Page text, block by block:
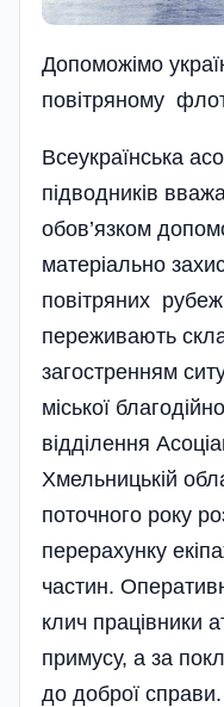
Допоможімо
повітряному
Всеукраїнська
підводників
обов’язком
матеріально
повітряних
переживають
загостренням
міської
відділення
Хмельницькій
поточного року
перерахунку
частин.
клич працівники
примусу, а за
до доброї